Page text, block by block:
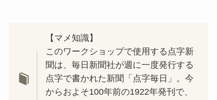
【マメ知識】
このワークショップで使用する点字新
聞は、毎日新聞社が週に一度発行する
点字で書かれた新聞「点字毎日」。今
からおよそ100年前の1922年発刊で、